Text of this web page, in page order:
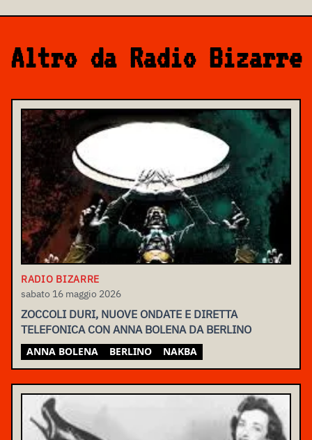
Altro da Radio Bizarre
RADIO BIZARRE
sabato 16 maggio 2026
ZOCCOLI DURI, NUOVE ONDATE E DIRETTA
TELEFONICA CON ANNA BOLENA DA BERLINO
ANNA BOLENA BERLINO NAKBA